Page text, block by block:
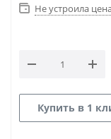
Не устроила
Купить в 1